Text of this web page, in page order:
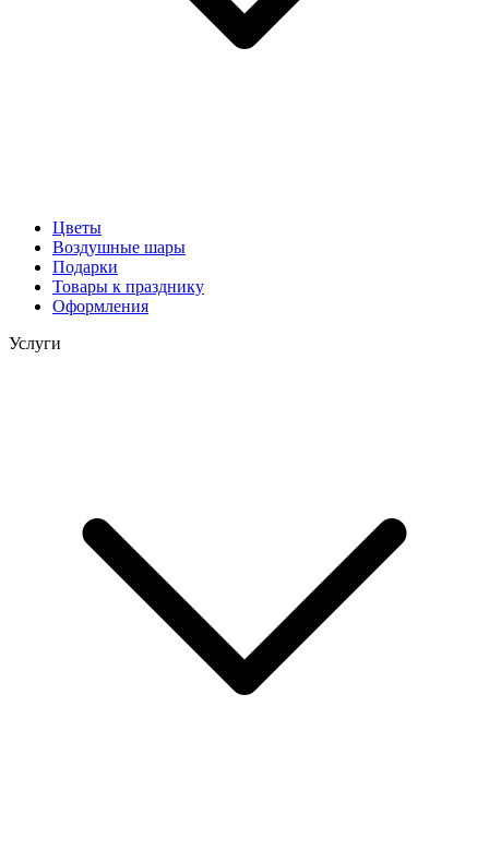
Цветы
Воздушные шары
Подарки
Товары к празднику
Оформления
Услуги